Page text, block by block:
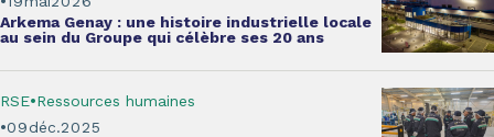
Arkema Genay : une histoire industrielle locale
au sein du Groupe qui célèbre ses 20 ans
déc.
09 2025
RSE Ressources humaines